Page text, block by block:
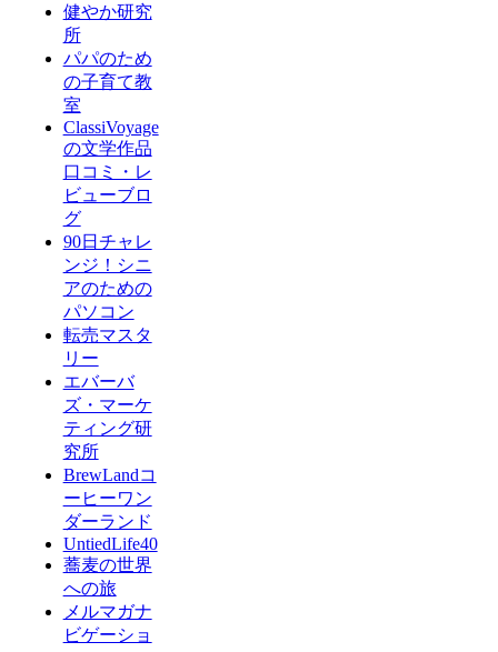
健やか研究
所
パパのため
の子育て教
室
ClassiVoyage
の文学作品
口コミ・レ
ビューブロ
グ
90日チャレ
ンジ！シニ
アのための
パソコン
転売マスタ
リー
エバーバ
ズ・マーケ
ティング研
究所
BrewLandコ
ーヒーワン
ダーランド
UntiedLife40
蕎麦の世界
への旅
メルマガナ
ビゲーショ